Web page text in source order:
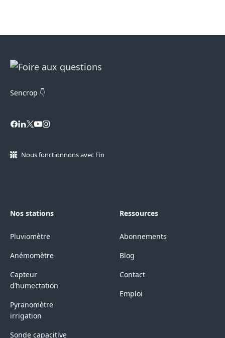
Sencrop 👇
Nous fonctionnons avec Fin
Nos stations
Pluviomètre
Anémomètre
Capteur
d’humectation
Pyranomètre
irrigation
Sonde capacitive
Ressources
Abonnements
Blog
Contact
Emploi